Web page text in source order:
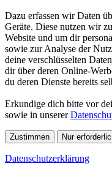
Dazu erfassen wir Daten
Geräte. Diese nutzen wir
Website und um dir
sowie zur Analyse der
deine verschlüsselten
dir über deren Online-
du deren Dienste bereits
Erkundige dich bitte vor
sowie in unserer
Zustimmen Nur
Datenschutzerklärung